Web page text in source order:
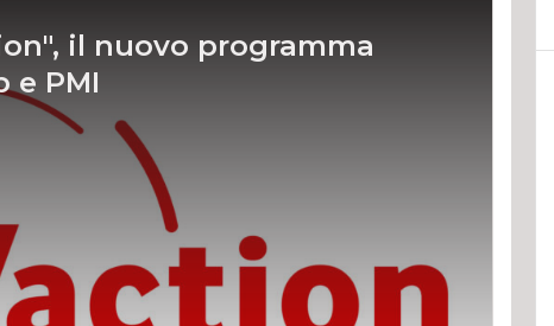
il nuovo programma
e PMI